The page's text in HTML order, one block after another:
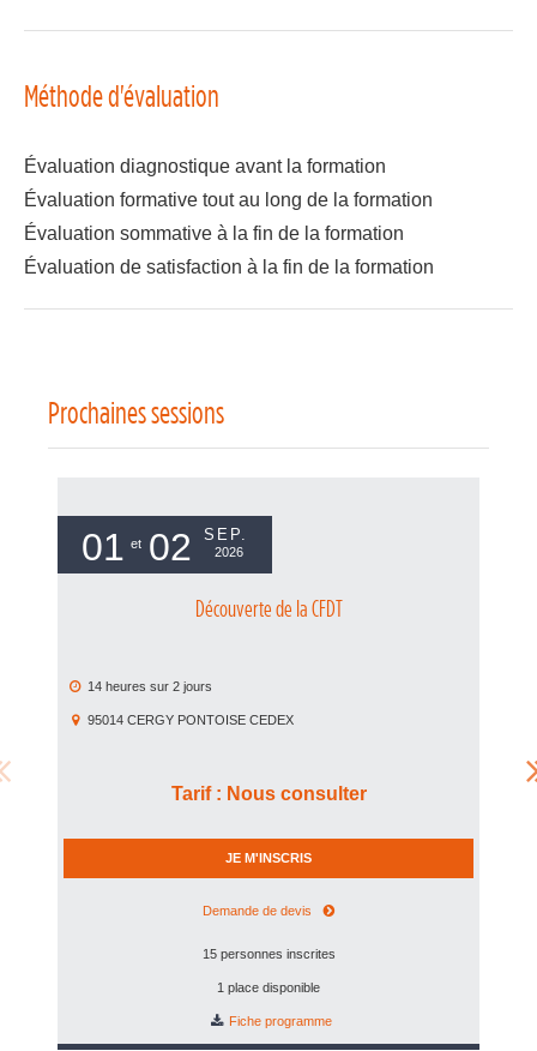
Méthode d'évaluation
Évaluation diagnostique avant la formation
Évaluation formative tout au long de la formation
Évaluation sommative à la fin de la formation
Évaluation de satisfaction à la fin de la formation
Prochaines sessions
01 et 02 SEP.
2026
Découverte de la CFDT
14 heures sur 2 jours
95014 CERGY PONTOISE CEDEX
Tarif: Nous consulter
JE M'INSCRIS
Demande de devis
15 personnes inscrites
1 place disponible
Fiche programme